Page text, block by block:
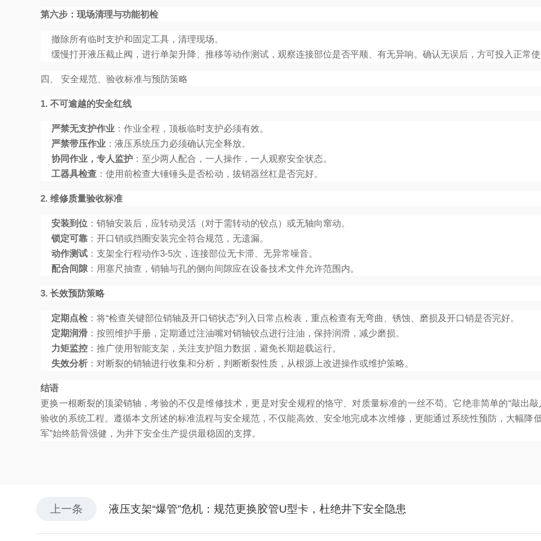
第六步：现场清理与功能初检
撤除所有临时支护和固定工具，清理现场。
缓慢打开液压截止阀，进行单架升降、推移等动作测试，观察连接部位是否平顺、有无异响。确认无误后，方可投入正常
四、 安全规范、验收标准与预防策略
1. 不可逾越的安全红线
严禁无支护作业 ：作业全程，顶板临时支护必须有效。
严禁带压作业 ：液压系统压力必须确认完全释放。
协同作业，专人监护 ：至少两人配合，一人操作，一人观察安全状态。
工器具检查 ：使用前检查大锤锤头是否松动，拔销器丝杠是否完好。
2. 维修质量验收标准
安装到位 ：销轴安装后，应转动灵活（对于需转动的铰点）或无轴向窜动。
锁定可靠 ：开口销或挡圈安装完全符合规范，无遗漏。
动作测试 ：支架全行程动作3-5次，连接部位无卡滞、无异常噪音。
配合间隙 ：用塞尺抽查，销轴与孔的侧向间隙应在设备技术文件允许范围内。
3. 长效预防策略
定期点检 ：将“检查关键部位销轴及开口销状态”列入日常点检表，重点检查有无弯曲、锈蚀、磨损及开口销是否完好。
定期润滑 ：按照维护手册，定期通过注油嘴对销轴铰点进行注油，保持润滑，减少磨损。
力矩监控 ：推广使用智能支架，关注支护阻力数据，避免长期超载运行。
失效分析 ：对断裂的销轴进行收集和分析，判断断裂性质，从根源上改进操作或维护策略。
结语
更换一根断裂的顶梁销轴，考验的不仅是维修技术，更是对安全规程的恪守、对质量标准的一丝不苟。它绝非简单的“敲出
验收的系统工程。遵循本文所述的标准流程与安全规范，不仅能高效、安全地完成本次维修，更能通过系统性预防，大幅降
军”始终筋骨强健，为井下安全生产提供最稳固的支撑。
上一条 液压支架“爆管”危机：规范更换胶管U型卡，杜绝井下安全隐患